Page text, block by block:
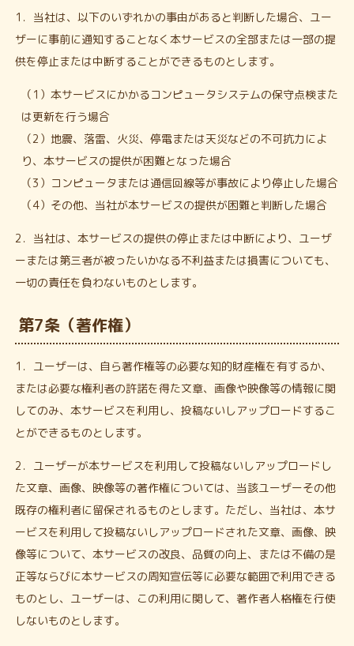
1．当社は、以下のいずれかの事由があると判断した場合、ユー
ザーに事前に通知することなく本サービスの全部または一部の提
供を停止または中断することができるものとします。
（1）本サービスにかかるコンピュータシステムの保守点検また
は更新を行う場合
（2）地震、落雷、火災、停電または天災などの不可抗力によ
り、本サービスの提供が困難となった場合
（3）コンピュータまたは通信回線等が事故により停止した場合
（4）その他、当社が本サービスの提供が困難と判断した場合
2．当社は、本サービスの提供の停止または中断により、ユーザ
ーまたは第三者が被ったいかなる不利益または損害についても、
一切の責任を負わないものとします。
第7条（著作権）
1．ユーザーは、自ら著作権等の必要な知的財産権を有するか、
または必要な権利者の許諾を得た文章、画像や映像等の情報に関
してのみ、本サービスを利用し、投稿ないしアップロードするこ
とができるものとします。
2．ユーザーが本サービスを利用して投稿ないしアップロードし
た文章、画像、映像等の著作権については、当該ユーザーその他
既存の権利者に留保されるものとします。ただし、当社は、本サ
ービスを利用して投稿ないしアップロードされた文章、画像、映
像等について、本サービスの改良、品質の向上、または不備の是
正等ならびに本サービスの周知宣伝等に必要な範囲で利用できる
ものとし、ユーザーは、この利用に関して、著作者人格権を行使
しないものとします。